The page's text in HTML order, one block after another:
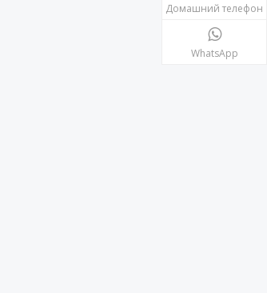
Домашний телефон
WhatsApp